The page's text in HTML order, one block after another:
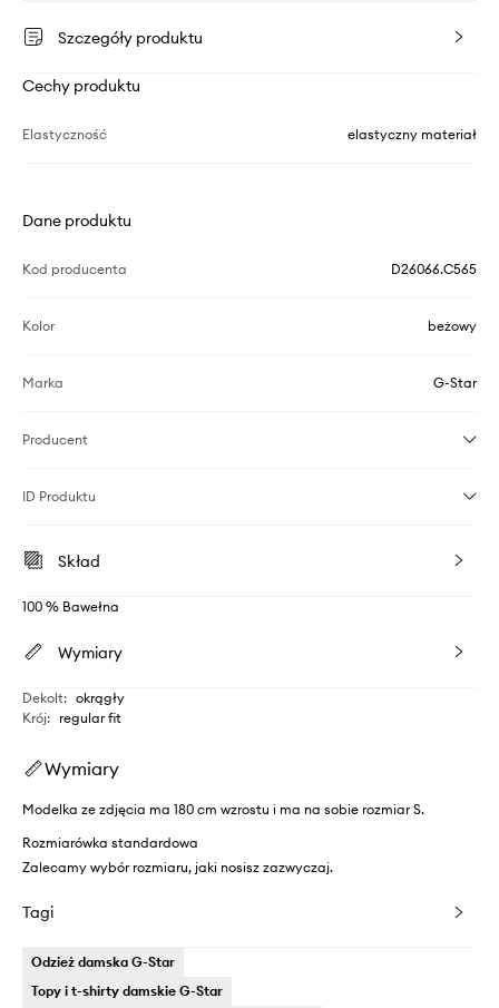
Szczegóły produktu
Cechy produktu
Elastyczność elastyczny materiał
Dane produktu
Kod producenta D26066.C565
Kolor beżowy
Marka G-Star
Producent
ID Produktu
Skład
100 % Bawełna
Wymiary
Dekolt: okrągły
Krój: regular fit
Wymiary
Modelka ze zdjęcia ma 180 cm wzrostu i ma na sobie rozmiar S.
Rozmiarówka standardowa
Zalecamy wybór rozmiaru, jaki nosisz zazwyczaj.
Tagi
Odzież damska G-Star
Topy i t-shirty damskie G-Star